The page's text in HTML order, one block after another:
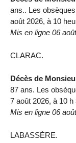
ans.. Les
août 2026, à 10
Mis en ligne 06
CLARAC.
Décès de
87 ans. Les
7 août 2026, à 10 h
Mis en ligne 06
LABASSÈRE.